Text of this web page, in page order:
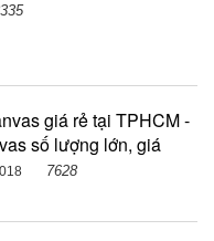
giá rẻ tại TPHCM -
số lượng lớn, giá
7628